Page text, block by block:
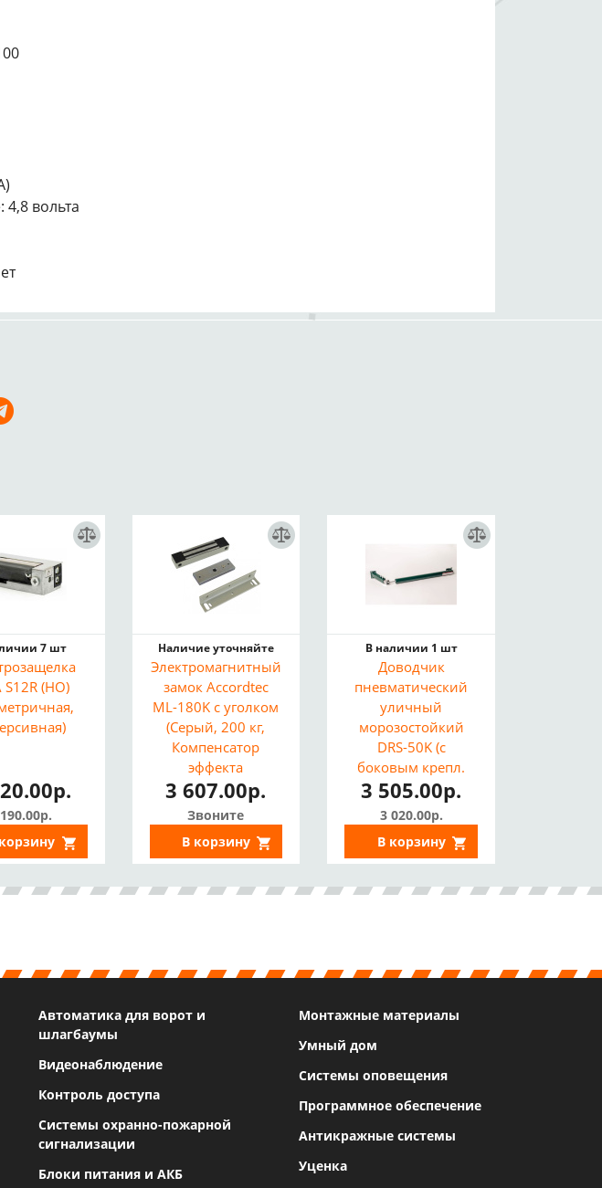
вольта
7 шт
S12R (НО)
Наличие уточняйте
Электромагнитный
замок Accordtec
ML-180K с уголком
(Серый, 200 кг,
Компенсатор
эффекта
намагниченности,
НО, IP67)
3 607.00р.
Звоните
В корзину
В наличии 1 шт
Доводчик
пневматический
уличный
морозостойкий
DRS-50K (с
боковым крепл.
для калиток без
перекладины)
3 505.00р.
3 020.00р.
В корзину
Автоматика для ворот и
шлагбаумы
Видеонаблюдение
Контроль доступа
Системы охранно-пожарной
сигнализации
Блоки питания и АКБ
Монтажные материалы
Умный дом
Системы оповещения
Программное обеспечение
Антикражные системы
Уценка